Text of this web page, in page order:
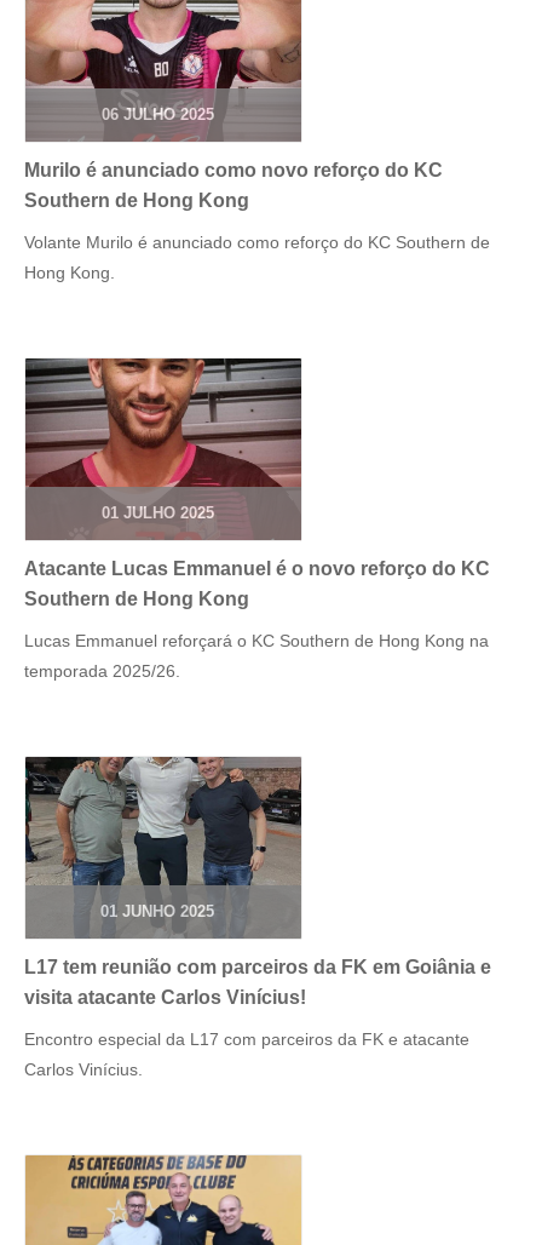
06 JULHO 2025
Murilo é anunciado como novo reforço do KC
Southern de Hong Kong
Volante Murilo é anunciado como reforço do KC Southern de
Hong Kong.
01 JULHO 2025
Atacante Lucas Emmanuel é o novo reforço do KC
Southern de Hong Kong
Lucas Emmanuel reforçará o KC Southern de Hong Kong na
temporada 2025/26.
01 JUNHO 2025
L17 tem reunião com parceiros da FK em Goiânia e
visita atacante Carlos Vinícius!
Encontro especial da L17 com parceiros da FK e atacante
Carlos Vinícius.